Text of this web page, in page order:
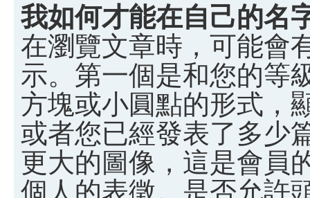
我如何才能在自己的名
在瀏覽文章時，可能會
示。第一個是和您的等
方塊或小圓點的形式，
或者您已經發表了多少
更大的圖像，這是會員
個人的表徵。是否允許